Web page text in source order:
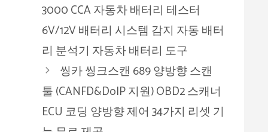
리
3000 CCA 자동차 배터리 테스터
6V/12V 배터리 시스템 감지 자동 배터
리 분석기 자동차 배터리 도구
씽카 씽크스캔 689 양방향 스캔
툴 (CANFD&DoIP 지원) OBD2 스캐너
ECU 코딩 양방향 제어 34가지 리셋 기